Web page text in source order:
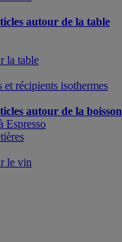
autour de la table
la table
récipients isothermes
autour de la boisson
Espresso
le vin